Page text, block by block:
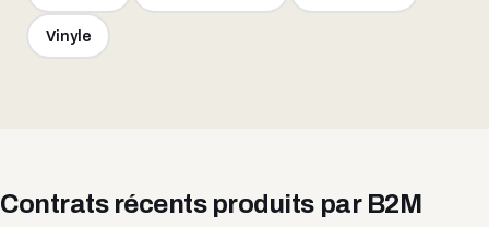
Vinyle
Contrats récents produits par B2M